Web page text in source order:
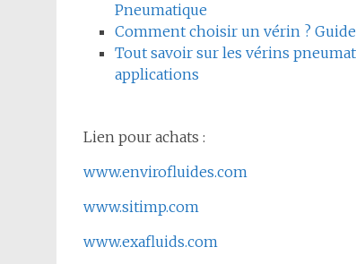
Pneumatique
Comment choisir un vérin ?
Tout savoir sur les vérins
applications
Lien pour achats :
www.envirofluides.com
www.sitimp.com
www.exafluids.com